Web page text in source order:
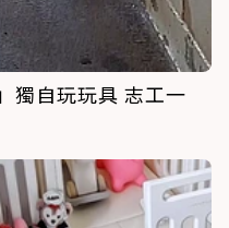
獨自玩玩具 志工一